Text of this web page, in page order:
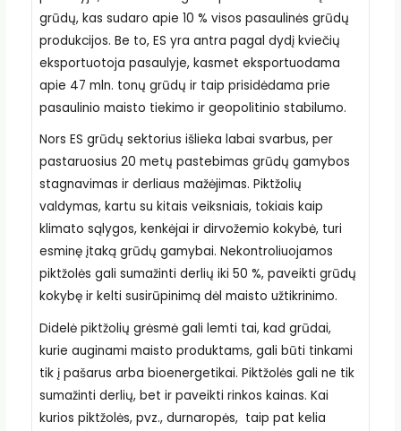
grūdų, kas sudaro apie 10 % visos pasaulinės grūdų
produkcijos. Be to, ES yra antra pagal dydį kviečių
eksportuotoja pasaulyje, kasmet eksportuodama
apie 47 mln. tonų grūdų ir taip prisidėdama prie
pasaulinio maisto tiekimo ir geopolitinio stabilumo.
Nors ES grūdų sektorius išlieka labai svarbus, per
pastaruosius 20 metų pastebimas grūdų gamybos
stagnavimas ir derliaus mažėjimas. Piktžolių
valdymas, kartu su kitais veiksniais, tokiais kaip
klimato sąlygos, kenkėjai ir dirvožemio kokybė, turi
esminę įtaką grūdų gamybai. Nekontroliuojamos
piktžolės gali sumažinti derlių iki 50 %, paveikti grūdų
kokybę ir kelti susirūpinimą dėl maisto užtikrinimo.
Didelė piktžolių grėsmė gali lemti tai, kad grūdai,
kurie auginami maisto produktams, gali būti tinkami
tik į pašarus arba bioenergetikai. Piktžolės gali ne tik
sumažinti derlių, bet ir paveikti rinkos kainas. Kai
kurios piktžolės, pvz., durnaropės, taip pat kelia